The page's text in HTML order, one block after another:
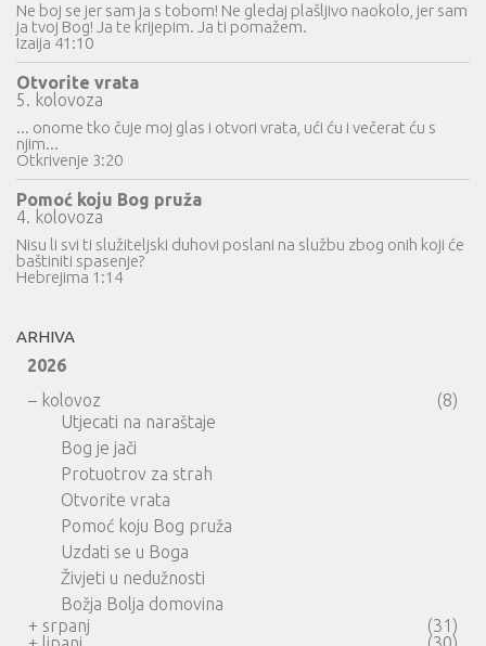
Ne boj se jer sam ja s tobom! Ne gledaj plašljivo naokolo, jer sam
ja tvoj Bog! Ja te krijepim. Ja ti pomažem.
Izaija 41:10
Otvorite vrata
5. kolovoza
... onome tko čuje moj glas i otvori vrata, ući ću i večerat ću s
njim...
Otkrivenje 3:20
Pomoć koju Bog pruža
4. kolovoza
Nisu li svi ti služiteljski duhovi poslani na službu zbog onih koji će
baštiniti spasenje?
Hebrejima 1:14
ARHIVA
2026
– kolovoz
(8)
Utjecati na naraštaje
Bog je jači
Protuotrov za strah
Otvorite vrata
Pomoć koju Bog pruža
Uzdati se u Boga
Živjeti u nedužnosti
Božja Bolja domovina
+ srpanj
(31)